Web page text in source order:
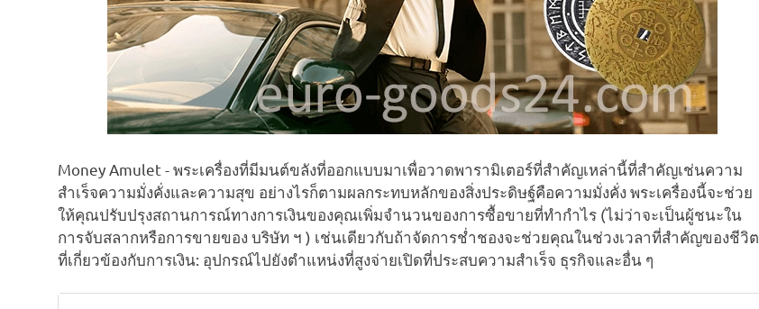
Money Amulet - พระเครื่องที่มีมนต์ขลังที่ออกแบบมาเพื่อวาดพารามิเตอร์ที่สำคัญเหล่านี้ที่สำคัญเช่นความ
สำเร็จความมั่งคั่งและความสุข อย่างไรก็ตามผลกระทบหลักของสิ่งประดิษฐ์คือความมั่งคั่ง พระเครื่องนี้จะช่วย
ให้คุณปรับปรุงสถานการณ์ทางการเงินของคุณเพิ่มจำนวนของการซื้อขายที่ทำกำไร (ไม่ว่าจะเป็นผู้ชนะใน
การจับสลากหรือการขายของ บริษัท ฯ ) เช่นเดียวกับถ้าจัดการช่ำชองจะช่วยคุณในช่วงเวลาที่สำคัญของชีวิต
ที่เกี่ยวข้องกับการเงิน: อุปกรณ์ไปยังตำแหน่งที่สูงจ่ายเปิดที่ประสบความสำเร็จ ธุรกิจและอื่น ๆ